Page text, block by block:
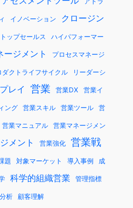
イノベーション
クロージン
トップセールス ハイパフォーマー
ージメント プロセスマネージ
ダクトライフサイクル リーダーシ
レイ 営業 営業DX 営業イ
ング 営業スキル 営業ツール 営
営業マニュアル 営業マネージメン
メント 営業強化
営業戦
題 対象マーケット 導入事例 成
科学的組織営業 管理指標
析 顧客理解